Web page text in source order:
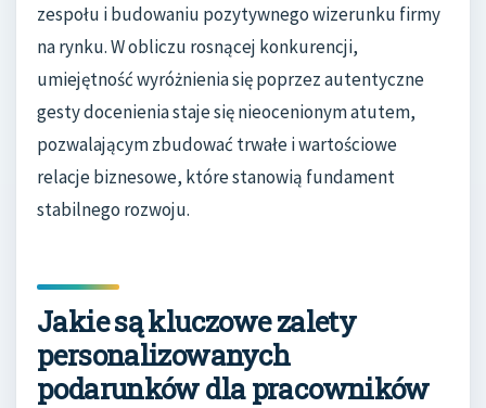
zespołu i budowaniu pozytywnego wizerunku firmy
na rynku. W obliczu rosnącej konkurencji,
umiejętność wyróżnienia się poprzez autentyczne
gesty docenienia staje się nieocenionym atutem,
pozwalającym zbudować trwałe i wartościowe
relacje biznesowe, które stanowią fundament
stabilnego rozwoju.
Jakie są kluczowe zalety
personalizowanych
podarunków dla pracowników